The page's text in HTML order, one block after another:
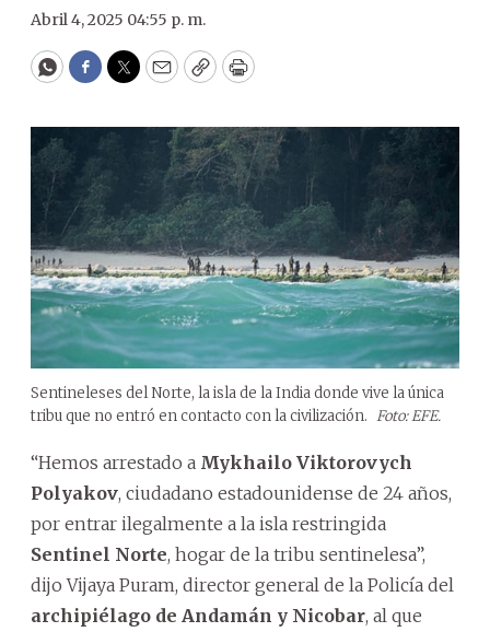
Abril 4, 2025 04:55 p. m.
WhatsApp
Facebook
Twitter
EmailCopyPrint
Sentineleses del Norte, la isla de la India donde vive la única
tribu que no entró en contacto con la civilización. Foto: EFE.
“Hemos arrestado a Mykhailo Viktorovych
Polyakov, ciudadano estadounidense de 24 años,
por entrar ilegalmente a la isla restringida
Sentinel Norte, hogar de la tribu sentinelesa”,
dijo Vijaya Puram, director general de la Policía del
archipiélago de Andamán y Nicobar, al que